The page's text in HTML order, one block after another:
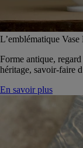
L’emblématique
Forme antique,
héritage, savoir-faire
En savoir plus